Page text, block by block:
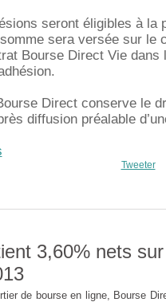
seront éligibles à la
sera versée sur le
Bourse Direct Vie dans
Direct conserve le
diffusion préalable
Tweeter
3,60% nets
de bourse en ligne, Bourse